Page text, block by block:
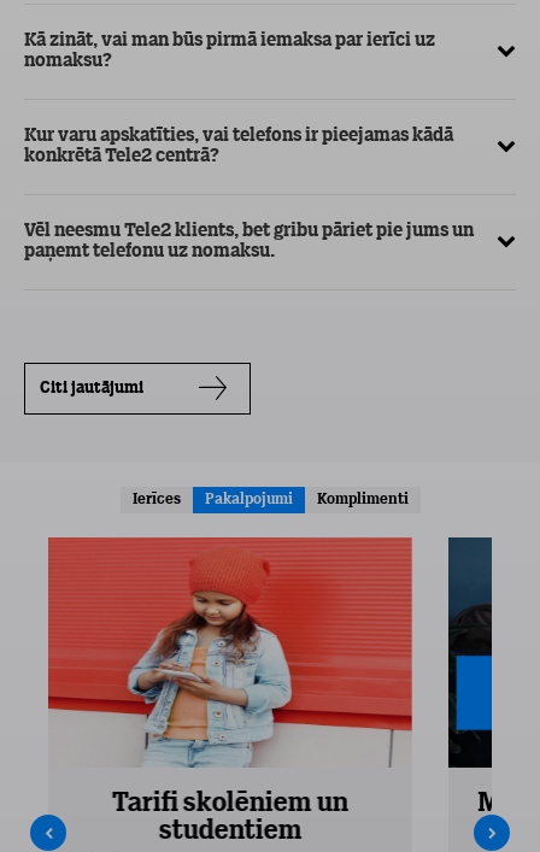
Kā zināt, vai man būs pirmā iemaksa par ierīci uz
nomaksu?
Kur varu apskatīties, vai telefons ir pieejamas kādā
konkrētā Tele2 centrā?
Vēl neesmu Tele2 klients, bet gribu pāriet pie jums un
paņemt telefonu uz nomaksu.
Citi jautājumi
Ierīces Pakalpojumi Komplimenti
Tarifi skolēniem un
studentiem